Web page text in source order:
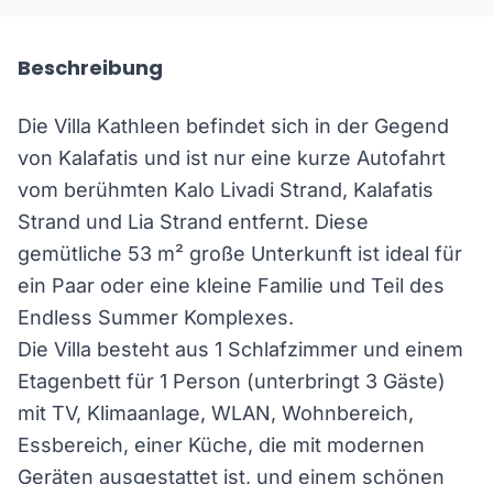
Beschreibung
Die Villa Kathleen befindet sich in der Gegend
von Kalafatis und ist nur eine kurze Autofahrt
vom berühmten Kalo Livadi Strand, Kalafatis
Strand und Lia Strand entfernt. Diese
gemütliche 53 m² große Unterkunft ist ideal für
ein Paar oder eine kleine Familie und Teil des
Endless Summer Komplexes.
Die Villa besteht aus 1 Schlafzimmer und einem
Etagenbett für 1 Person (unterbringt 3 Gäste)
mit TV, Klimaanlage, WLAN, Wohnbereich,
Essbereich, einer Küche, die mit modernen
Geräten ausgestattet ist, und einem schönen